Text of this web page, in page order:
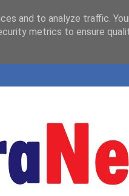
and to analyze traffic.
metrics to ensure